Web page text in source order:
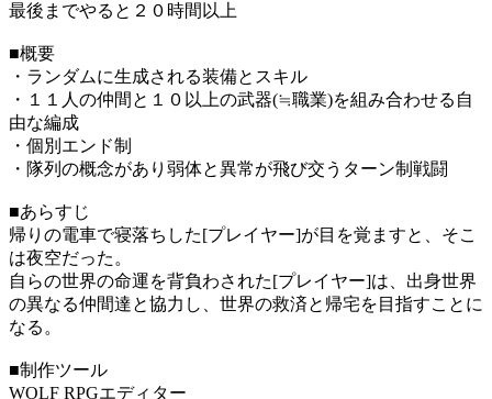
最後までやると２０時間以上
■概要
・ランダムに生成される装備とスキル
・１１人の仲間と１０以上の武器(≒職業)を組み合わせる自
由な編成
・個別エンド制
・隊列の概念があり弱体と異常が飛び交うターン制戦闘
■あらすじ
帰りの電車で寝落ちした[プレイヤー]が目を覚ますと、そこ
は夜空だった。
自らの世界の命運を背負わされた[プレイヤー]は、出身世界
の異なる仲間達と協力し、世界の救済と帰宅を目指すことに
なる。
■制作ツール
WOLF RPGエディター